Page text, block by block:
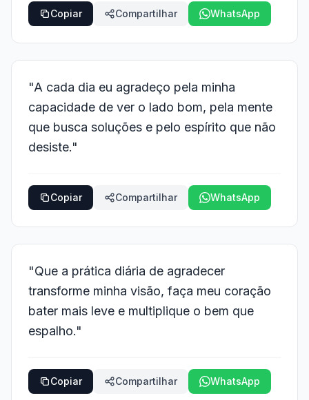
Copiar Compartilhar WhatsApp
"A cada dia eu agradeço pela minha
capacidade de ver o lado bom, pela mente
que busca soluções e pelo espírito que não
desiste."
Copiar Compartilhar WhatsApp
"Que a prática diária de agradecer
transforme minha visão, faça meu coração
bater mais leve e multiplique o bem que
espalho."
Copiar Compartilhar WhatsApp